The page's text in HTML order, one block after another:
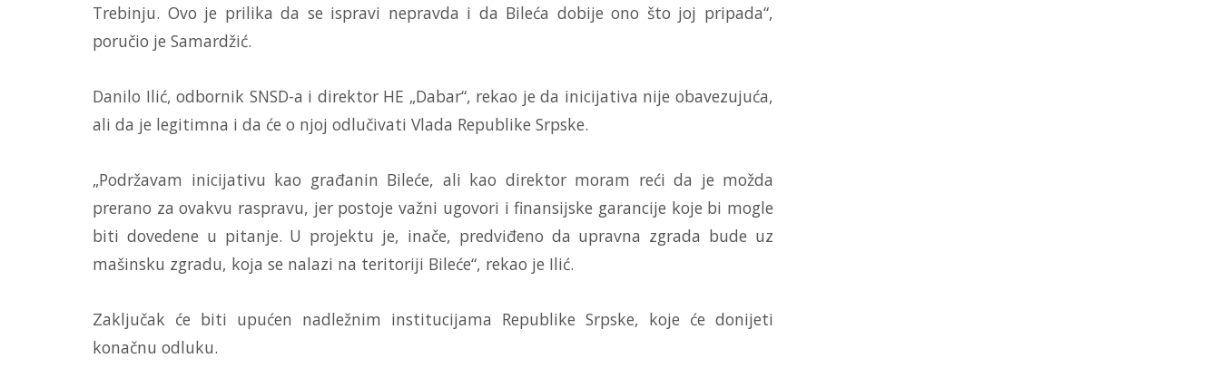
Trebinju. Ovo je prilika da se ispravi nepravda i da Bileća dobije ono što joj pripada“,
poručio je Samardžić.
Danilo Ilić, odbornik SNSD-a i direktor HE „Dabar“, rekao je da inicijativa nije obavezujuća,
ali da je legitimna i da će o njoj odlučivati Vlada Republike Srpske.
„Podržavam inicijativu kao građanin Bileće, ali kao direktor moram reći da je možda
prerano za ovakvu raspravu, jer postoje važni ugovori i finansijske garancije koje bi mogle
biti dovedene u pitanje. U projektu je, inače, predviđeno da upravna zgrada bude uz
mašinsku zgradu, koja se nalazi na teritoriji Bileće“, rekao je Ilić.
Zaključak će biti upućen nadležnim institucijama Republike Srpske, koje će donijeti
konačnu odluku.